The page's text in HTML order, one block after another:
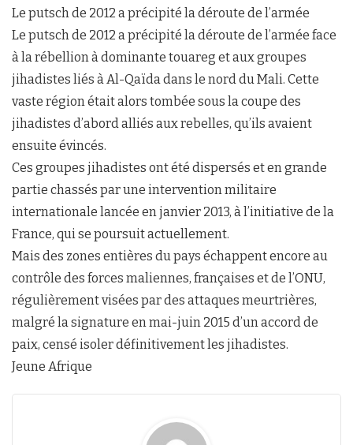
Le putsch de 2012 a précipité la déroute de l’armée
Le putsch de 2012 a précipité la déroute de l’armée face
à la rébellion à dominante touareg et aux groupes
jihadistes liés à Al-Qaïda dans le nord du Mali. Cette
vaste région était alors tombée sous la coupe des
jihadistes d’abord alliés aux rebelles, qu’ils avaient
ensuite évincés.
Ces groupes jihadistes ont été dispersés et en grande
partie chassés par une intervention militaire
internationale lancée en janvier 2013, à l’initiative de la
France, qui se poursuit actuellement.
Mais des zones entières du pays échappent encore au
contrôle des forces maliennes, françaises et de l’ONU,
régulièrement visées par des attaques meurtrières,
malgré la signature en mai-juin 2015 d’un accord de
paix, censé isoler définitivement les jihadistes.
Jeune Afrique